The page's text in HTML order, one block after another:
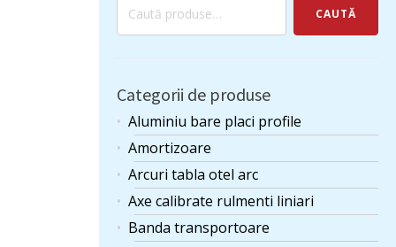
Caută
CAUTĂ
Categorii de produse
Aluminiu bare placi profile
Amortizoare
Arcuri tabla otel arc
Axe calibrate rulmenti liniari
Banda transportoare